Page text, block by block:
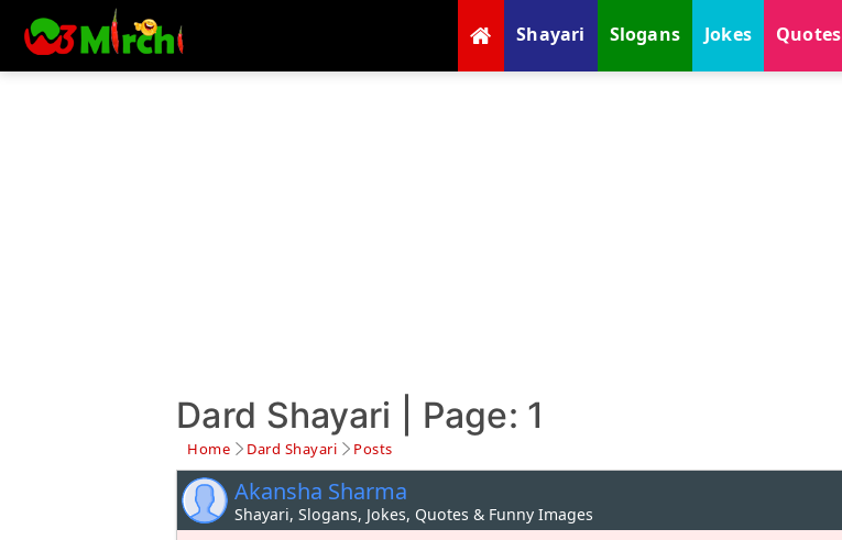
Shayari Slogans Jokes Quotes
Dard Shayari | Page: 1
Home Dard Shayari Posts
Akansha Sharma
Shayari, Slogans, Jokes, Quotes & Funny Images